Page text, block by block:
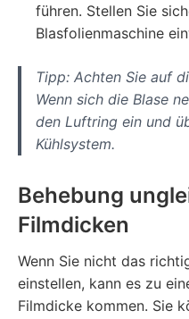
führen. Stellen Sie
Blasfolienmaschine
Tipp: Achten Sie auf
Wenn sich die Blase
den Luftring ein und
Kühlsystem.
Behebung
Filmdicken
Wenn Sie nicht das
einstellen, kann es zu
Filmdicke kommen. Sie